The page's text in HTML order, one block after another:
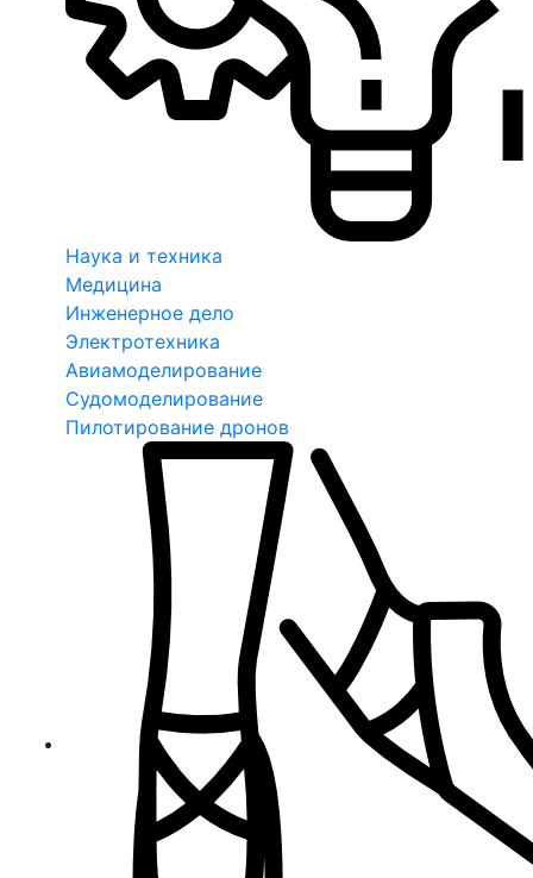
Наука и техника
Медицина
Инженерное дело
Электротехника
Авиамоделирование
Судомоделирование
Пилотирование дронов